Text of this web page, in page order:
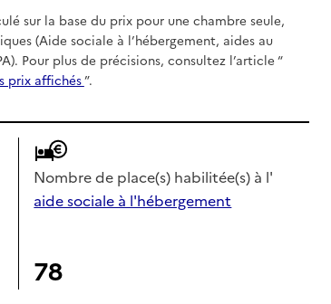
sur la base du prix pour une chambre seule,
(Aide sociale à l’hébergement, aides au
Pour plus de précisions, consultez l’article “
prix affichés”.
Nombre de place(s) habilitée(s) à l'
aide sociale à l'hébergement
78